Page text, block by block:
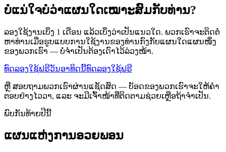
ບໍ່ແນ່ໃຈບໍວ່າແຜນໃດເໝາະສົມກັບທ່ານ?
ລອງໃຊ້ງານເບິ່ງ 1 ເດືອນ ແລ້ວເບິ່ງວ່າເປັນແນວໃດ. ພວກເຮົາຈະຕິດຕໍ່
ຫາທ່ານເມື່ອຮູບແບບການໃຊ້ງານຂອງທ່ານກົງກັບແຜນໃດແຜນໜຶ່ງ
ຂອງພວກເຮົາ — ບໍ່ຈຳເປັນຕ້ອງເດົາໄວ້ລ່ວງໜ້າ.
ທົດລອງໃຊ້ຟຣີວັນອາທິດນີ້ທົດລອງໃຊ້ຟຣີ
ຫຼື ສອບຖາມພວກເຮົາຜ່ານແຊັດສົດ — ບັອດຂອງພວກເຮົາຈະໃຫ້ຄຳ
ຕອບຢ່າງໄວວາ, ແລະ ຈະມີເຈົ້າໜ້າທີ່ຕິດຕາມຊ່ວຍເຫຼືອຖ້າຈຳເປັນ.
ພົບກັນທ້າຍປີນີ້
ແຜນແຫ່ງການອວຍພອນ